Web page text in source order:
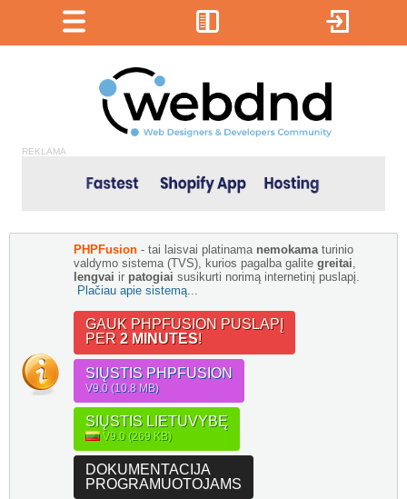
REKLAMA
PHPFusion - tai laisvai platinama nemokama turinio
valdymo sistema (TVS), kurios pagalba galite greitai
lengvai ir patogiai susikurti norimą internetinį puslapį.
Plačiau apie sistemą...
GAUK PHPFUSION PUSLAPĮ
PER 2 MINUTES!
SIŲSTIS PHPFUSION
V9.0 (10.8 MB)
SIŲSTIS LIETUVYBĘ
V9.0 (269 KB)
DOKUMENTACIJA
PROGRAMUOTOJAMS